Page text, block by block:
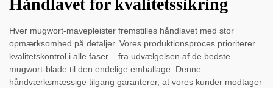
Håndlavet for kvalitetssikring
Hver mugwort-mavepleister fremstilles håndlavet med stor
opmærksomhed på detaljer. Vores produktionsproces prioriterer
kvalitetskontrol i alle faser – fra udvælgelsen af de bedste
mugwort-blade til den endelige emballage. Denne
håndværksmæssige tilgang garanterer, at vores kunder modtager